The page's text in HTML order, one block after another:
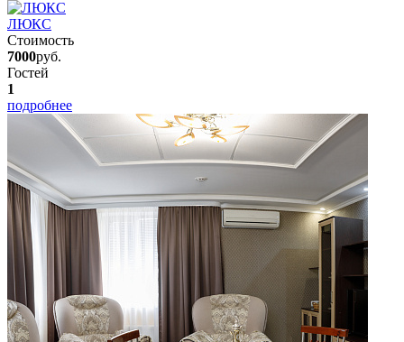
ЛЮКС
Стоимость
7000руб.
Гостей
1
подробнее